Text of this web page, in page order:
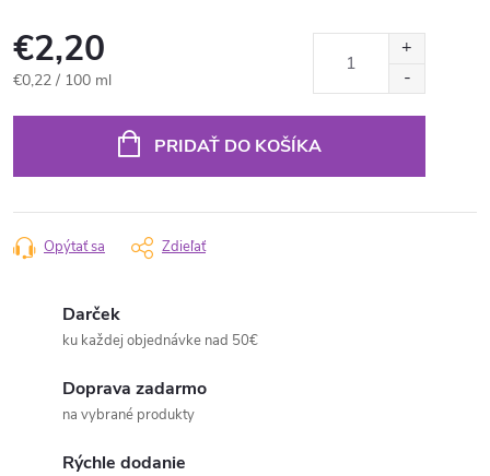
€2,20
Jednotková
€0,22 / 100 ml
PRIDAŤ DO KOŠÍKA
Opýtať sa Zdieľať
Darček
ku každej objednávke nad 50€
Doprava zadarmo
na vybrané produkty
Rýchle dodanie